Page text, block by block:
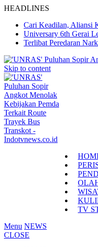
HEADLINES
Cari Keadilan, Aliansi
Universary 6th Gerai
Terlibat Peredaran
Skip to content
TV
Menu NEWS
CLOSE